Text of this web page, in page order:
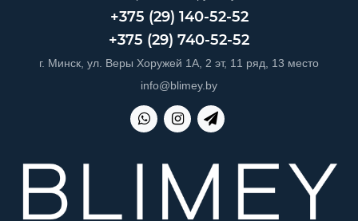
+375 (29) 140-52-52
+375 (29) 740-52-52
г. Минск, ул. Веры Хоружей 1А, 2 эт, 11 ряд, 13 место
info@blimey.by